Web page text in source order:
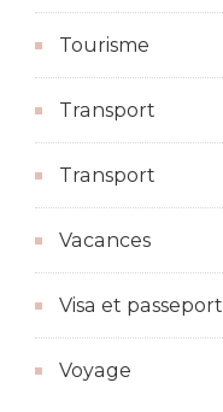
Tourisme
Transport
Transport
Vacances
Visa et passeport
Voyage